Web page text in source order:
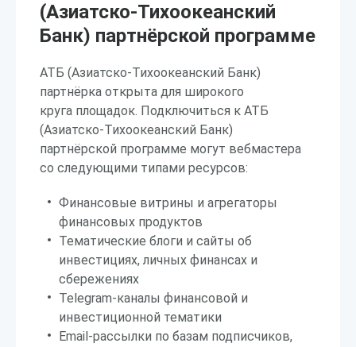
(Азиатско-Тихоокеанский
Банк) партнёрской программе
АТБ (Азиатско-Тихоокеанский Банк)
партнёрка открыта для широкого
круга площадок. Подключиться к АТБ
(Азиатско-Тихоокеанский Банк)
партнёрской программе могут вебмастера
со следующими типами ресурсов:
Финансовые витрины и агрегаторы
финансовых продуктов
Тематические блоги и сайты об
инвестициях, личных финансах и
сбережениях
Telegram-каналы финансовой и
инвестиционной тематики
Email-рассылки по базам подписчиков,